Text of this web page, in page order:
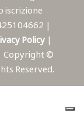
iscrizione
|
Policy |
Copyright ©
Reserved.